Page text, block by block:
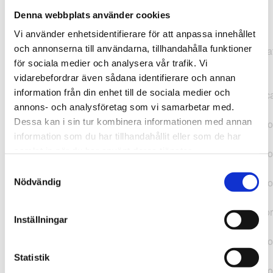
Denna webbplats använder cookies
Vi använder enhetsidentifierare för att anpassa innehållet
och annonserna till användarna, tillhandahålla funktioner
för sociala medier och analysera vår trafik. Vi
vidarebefordrar även sådana identifierare och annan
information från din enhet till de sociala medier och
annons- och analysföretag som vi samarbetar med.
Dessa kan i sin tur kombinera informationen med annan
information som du har tillhandahållit eller som de har
Nödvändig
Inställningar
Statistik
TypeError: "".concat(...).concat(...).replaceAll is not a
function at
https://webshop.pressbyran.se/_next/static/chunks/pages/
b1763451a2186f9e.js:1:11050 at Array.map
(<anonymous>) at K
(https://webshop.pressbyran.se/_next/static/chunks/pages/
b1763451a2186f9e.js:1:10836) at lk
(https://webshop.pressbyran.se/_next/static/chunks/
b241200379730ac0.js:1:129835) at i
(https://webshop.pressbyran.se/_next/static/chunks/
(https://webshop.pressbyran.se/_next/static/chunks/
https://webshop.pressbyran.se/_next/static/chunks/
b241200379730ac0.js:1:167872 at uI
(https://webshop.pressbyran.se/_next/static/chunks/
b241200379730ac0.js:1:167879) at uE
(https://webshop.pressbyran.se/_next/static/chunks/